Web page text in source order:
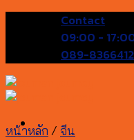
Contact
09:00 -
089-8366412
หน้าหลัก / จีน